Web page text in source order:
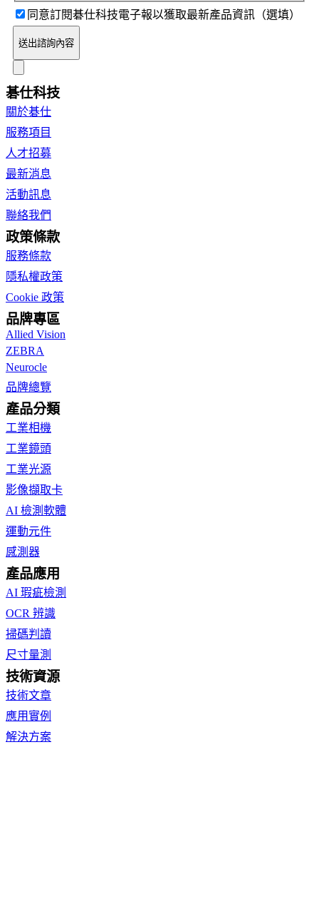
同意訂閱碁仕科技電子報以獲取最新產品資訊（選填）
送出諮詢內容
碁仕科技
關於碁仕
服務項目
人才招募
最新消息
活動訊息
聯絡我們
政策條款
服務條款
隱私權政策
Cookie 政策
品牌專區
Allied Vision
ZEBRA
Neurocle
品牌總覽
產品分類
工業相機
工業鏡頭
工業光源
影像擷取卡
AI 檢測軟體
運動元件
感測器
產品應用
AI 瑕疵檢測
OCR 辨識
掃碼判讀
尺寸量測
技術資源
技術文章
應用實例
解決方案